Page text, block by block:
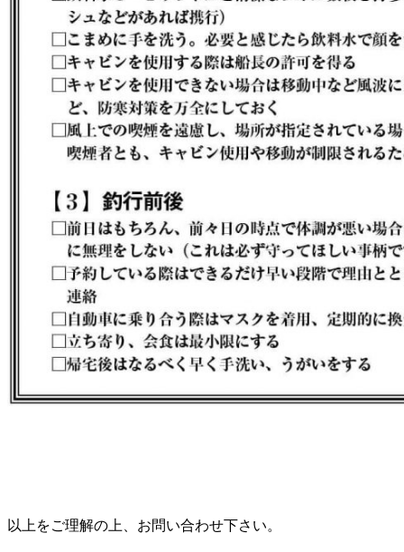
以上をご理解の上、お問い合わせ下さい。